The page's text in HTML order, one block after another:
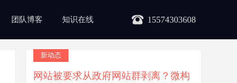
15574303608
团队博客 知识在线
新动态
网站被要求从政府网站群剥离？微构